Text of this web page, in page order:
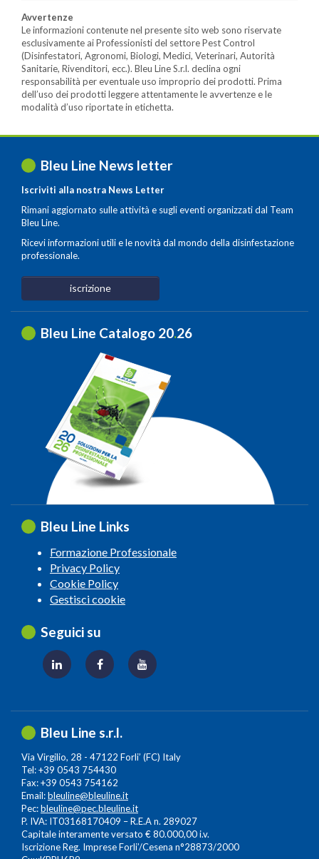
Avvertenze
Le informazioni contenute nel presente sito web sono riservate
esclusivamente ai Professionisti del settore Pest Control
(Disinfestatori, Agronomi, Biologi, Medici, Veterinari, Autorità
Sanitarie, Rivenditori, ecc.). Bleu Line S.r.l. declina ogni
responsabilità per eventuale uso improprio dei prodotti. Prima
dell’uso dei prodotti leggere attentamente le avvertenze e le
modalità d’uso riportate in etichetta.
Bleu Line News letter
Iscriviti alla nostra News Letter
Rimani aggiornato sulle attività e sugli eventi organizzati dal Team
Bleu Line.
Ricevi informazioni utili e le novità dal mondo della disinfestazione
professionale.
iscrizione
Bleu Line Catalogo 20.26
Bleu Line Links
Formazione Professionale
Privacy Policy
Cookie Policy
Gestisci cookie
Seguici su
Bleu Line s.r.l.
Via Virgilio, 28 - 47122 Forli’ (FC) Italy
Tel: +39 0543 754430
Fax: +39 0543 754162
Email:bleuline@bleuline.it
Pec:bleuline@pec.bleuline.it
P. IVA: IT03168170409 – R.E.A n. 289027
Capitale interamente versato € 80.000,00 i.v.
Iscrizione Reg. Imprese Forli’/Cesena n°28873/2000